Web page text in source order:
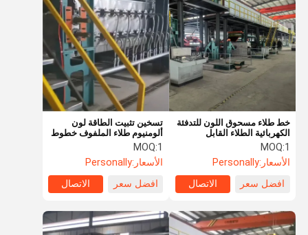
خط طلاء مسحوق اللون للتدفئة
الكهربائية الطلاء القابل
1.2mm حتى 300m / min
MOQ:1
الأسعار:Personally
افضل سعر
الاتصال
تسخين تثبيت الطاقة لون
ألومنيوم طلاء الملفوف خطوط
التدفئة الكهربائية تسخين الغاز
MOQ:1
الأسعار:Personally
افضل سعر
الاتصال